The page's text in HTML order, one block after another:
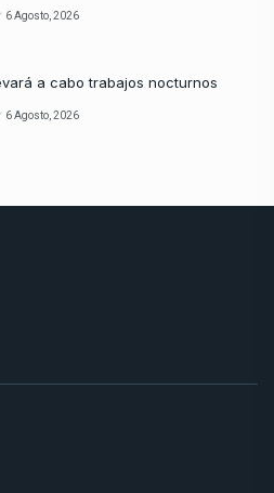
6 Agosto, 2026
a cabo trabajos nocturnos
6 Agosto, 2026